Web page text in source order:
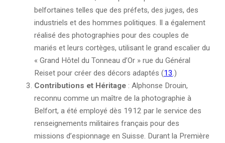
belfortaines telles que des préfets, des juges, des
industriels et des hommes politiques. Il a également
réalisé des photographies pour des couples de
mariés et leurs cortèges, utilisant le grand escalier du
« Grand Hôtel du Tonneau d’Or » rue du Général
Reiset pour créer des décors adaptés (13 .)
Contributions et Héritage : Alphonse Drouin,
reconnu comme un maître de la photographie à
Belfort, a été employé dès 1912 par le service des
renseignements militaires français pour des
missions d’espionnage en Suisse. Durant la Première